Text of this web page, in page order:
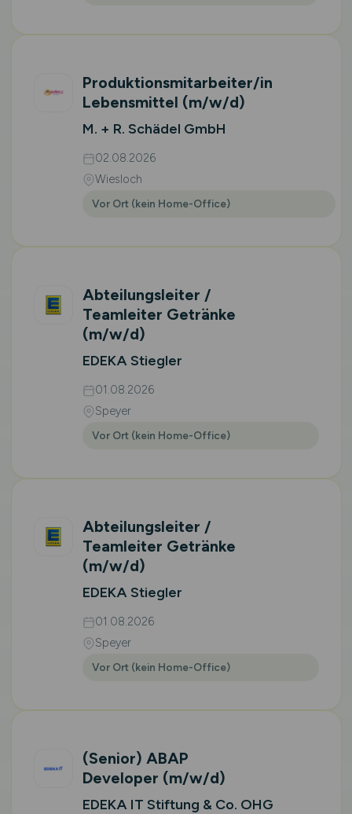
Produktionsmitarbeiter/in
Lebensmittel (m/w/d)
M. + R. Schädel GmbH
02.08.2026
Wiesloch
Vor Ort (kein Home-Office)
Abteilungsleiter /
Teamleiter Getränke
(m/w/d)
EDEKA Stiegler
01.08.2026
Speyer
Vor Ort (kein Home-Office)
Abteilungsleiter /
Teamleiter Getränke
(m/w/d)
EDEKA Stiegler
01.08.2026
Speyer
Vor Ort (kein Home-Office)
(Senior) ABAP
Developer (m/w/d)
EDEKA IT Stiftung & Co. OHG